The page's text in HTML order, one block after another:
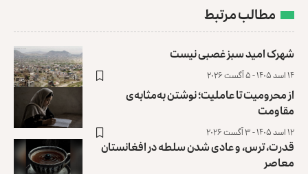
مطالب مرتبط
شهرک امید سبز غصبی نیست
۱۴ اسد ۱۴۰۵ - ۵ آگست ۲۰۲۶
از محرومیت تا عاملیت؛ نوشتن به‌مثابه‌ی
مقاومت
۱۲ اسد ۱۴۰۵ - ۳ آگست ۲۰۲۶
قدرت، ترس، و عادی ‌شدن سلطه در افغانستان
معاصر